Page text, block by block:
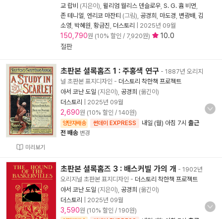
교 랍비 (지은이), 윌리엄 월리스 덴슬로우 S. G. 흄 비먼
존 테니얼 엔리코 마잔티 (그림), 공경희 마도경 변광배 김
소영 박혜원 황금진 더스토리 2025년 09월
150,790원 (10% 할인 / 7,920원)
10.0
절판
미리보기
초판본 셜록홈즈 1 : 주홍색 연구 - 1887년 오리지
널 초판본 표지디자인 - 더스토리 착한책 프로젝트
아서 코난 도일 (지은이), 공경희 (옮긴이)
더스토리
2025년 09월
2,690원 (10% 할인 / 140원)
양탄자배송 썬데이 EXPRESS 내일 (월) 아침 7시 출근
전 배송 변경
초판본 셜록홈즈 3 : 배스커빌 가의 개 - 1902년
오리지널 초판본 표지디자인 - 더스토리 착한책 프로젝트
아서 코난 도일 (지은이), 공경희 (옮긴이)
더스토리
2025년 09월
3,590원 (10% 할인 / 190원)